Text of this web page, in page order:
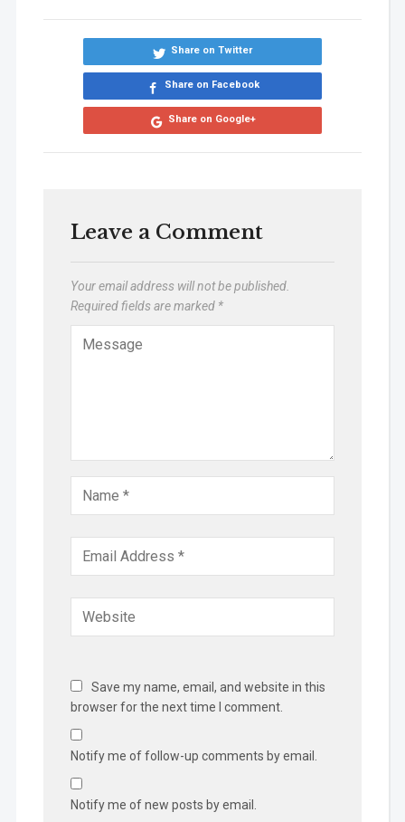
Share on Twitter
Share on Facebook
Share on Google+
Leave a Comment
Your email address will not be published.
Required fields are marked *
Save my name, email, and website in this
browser for the next time I comment.
Notify me of follow-up comments by email.
Notify me of new posts by email.